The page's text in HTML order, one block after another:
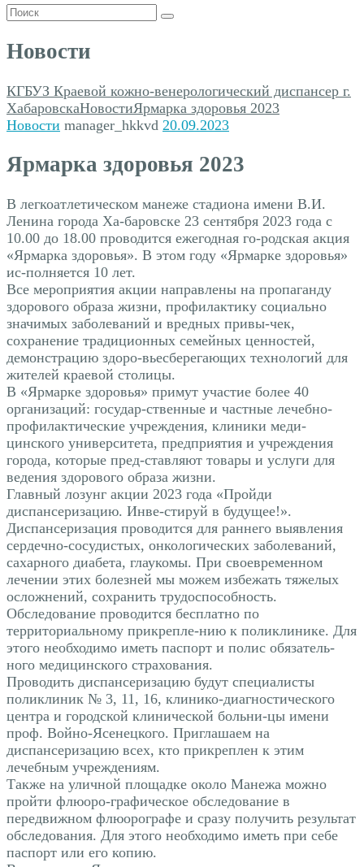
Поиск
Новости
КГБУЗ Краевой кожно-венерологический диспансер г.
ХабаровскаНовостиЯрмарка здоровья 2023
Новости manager_hkkvd 20.09.2023
Ярмарка здоровья 2023
В легкоатлетическом манеже стадиона имени В.И.
Ленина города Ха-баровске 23 сентября 2023 года с
10.00 до 18.00 проводится ежегодная го-родская акция
«Ярмарка здоровья». В этом году «Ярмарке здоровья»
ис-полняется 10 лет.
Все мероприятия акции направлены на пропаганду
здорового образа жизни, профилактику социально
значимых заболеваний и вредных привы-чек,
сохранение традиционных семейных ценностей,
демонстрацию здоро-вьесберегающих технологий для
жителей краевой столицы.
В «Ярмарке здоровья» примут участие более 40
организаций: государ-ственные и частные лечебно-
профилактические учреждения, клиники меди-
цинского университета, предприятия и учреждения
города, которые пред-ставляют товары и услуги для
ведения здорового образа жизни.
Главный лозунг акции 2023 года «Пройди
диспансеризацию. Инве-стируй в будущее!».
Диспансеризация проводится для раннего выявления
сердечно-сосудистых, онкологических заболеваний,
сахарного диабета, глаукомы. При своевременном
лечении этих болезней мы можем избежать тяжелых
осложнений, сохранить трудоспособность.
Обследование проводится бесплатно по
территориальному прикрепле-нию к поликлинике. Для
этого необходимо иметь паспорт и полис обязатель-
ного медицинского страхования.
Проводить диспансеризацию будут специалисты
поликлиник № 3, 11, 16, клинико-диагностического
центра и городской клинической больни-цы имени
проф. Войно-Ясенецкого. Приглашаем на
диспансеризацию всех, кто прикреплен к этим
лечебным учреждениям.
Также на уличной площадке около Манежа можно
пройти флюоро-графическое обследование в
передвижном флюорографе и сразу получить результат
обследования. Для этого необходимо иметь при себе
паспорт или его копию.